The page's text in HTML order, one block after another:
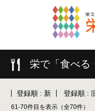
栄で「食べる
登録順 : 新 登録順 :
61-70件目を表示（全70件）